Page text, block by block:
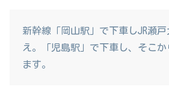
新幹線「岡山駅」で下車しJR瀬
え。「児島駅」で下車し、そこか
ます。